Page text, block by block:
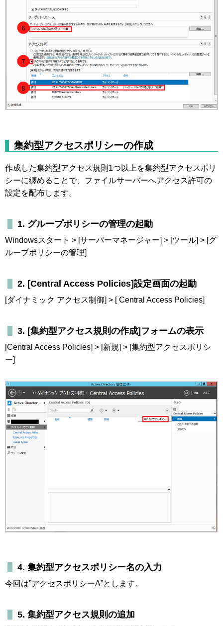
集約型アクセスポリシーの作成
作成した集約型アクセス規則1つ以上を集約型アクセスポリ
シーに纏めることで、ファイルサーバーへアクセス許可の
設定を配布します。
1. グループポリシーの管理の起動
Windowsスタート > [サーバーマネージャー] > [ツール] > [グ
ループポリシーの管理]
2. [Central Access Policies]設定画面の起動
[ダイナミック アクセス制御] > [ Central Access Policies]
3. [集約型アクセス規則の作成]フォームの表示
[Central Access Policies] > [新規] > [集約型アクセスポリシ
ー]
4. 集約型アクセスポリシー名の入力
今回は”アクセスポリシーA”とします。
5. 集約型アクセス規則の追加